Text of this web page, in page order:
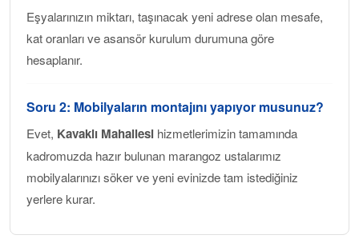
Eşyalarınızın miktarı, taşınacak yeni adrese olan mesafe,
kat oranları ve asansör kurulum durumuna göre
hesaplanır.
Soru 2: Mobilyaların montajını yapıyor musunuz?
Evet, Kavaklı Mahallesi hizmetlerimizin tamamında
kadromuzda hazır bulunan marangoz ustalarımız
mobilyalarınızı söker ve yeni evinizde tam istediğiniz
yerlere kurar.